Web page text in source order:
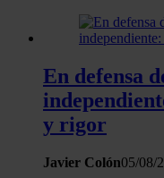
En defensa
y rigor
Javier Colón05/08/